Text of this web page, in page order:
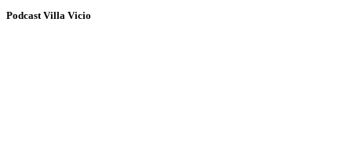
Podcast Villa Vicio